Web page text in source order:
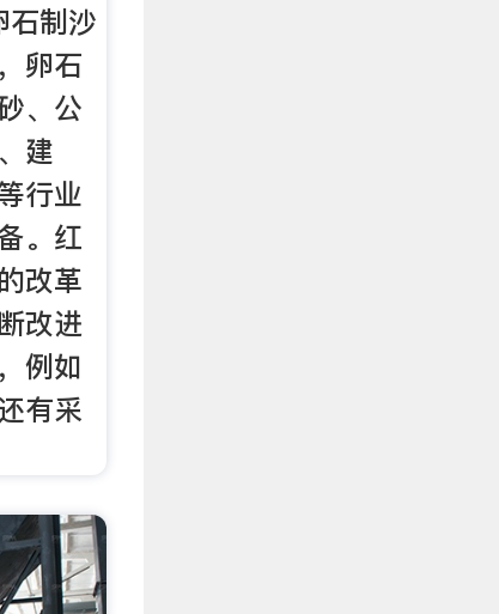
制沙
卵石
、公
建
行业
。红
改革
改进
例如
有采